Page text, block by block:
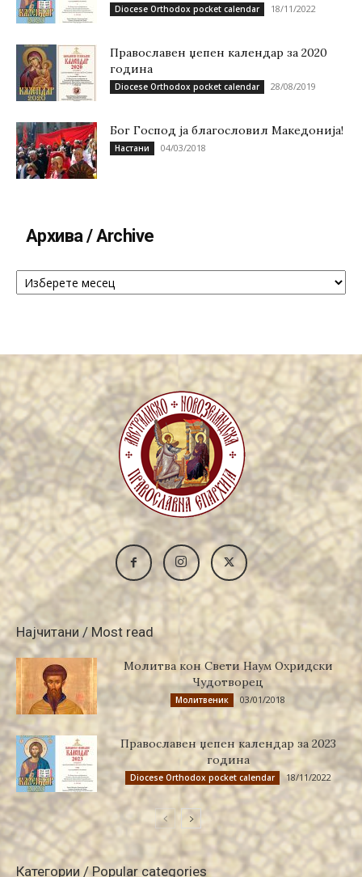
Diocese Orthodox pocket calendar 18/11/2022
Православен џепен календар за 2020
година
Diocese Orthodox pocket calendar 28/08/2019
Бог Господ ја благословил Македонија!
Настани 04/03/2018
Архива / Archive
Архива
Најчитани / Most read
Молитва кон Свети Наум Охридски
Чудотворец
Молитвеник 03/01/2018
Православен џепен календар за 2023
година
Diocese Orthodox pocket calendar 18/11/2022
Категории / Popular categories